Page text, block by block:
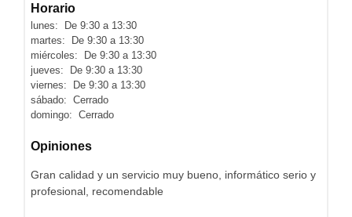
Horario
lunes: De 9:30 a 13:30
martes: De 9:30 a 13:30
miércoles: De 9:30 a 13:30
jueves: De 9:30 a 13:30
viernes: De 9:30 a 13:30
sábado: Cerrado
domingo: Cerrado
Opiniones
Gran calidad y un servicio muy bueno, informático serio y
profesional, recomendable